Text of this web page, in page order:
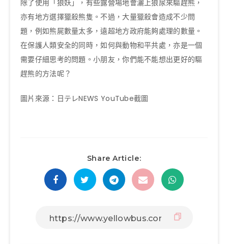
除了使用「狼妖」，有些露營場地會灑上狼尿來驅趕熊，
亦有地方選擇獵殺熊隻。不過，大量獵殺會造成不少問
題，例如熊屍數量太多，遠超地方政府能夠處理的數量。
在保護人類安全的同時，如何與動物和平共處，亦是一個
需要仔細思考的問題。小朋友，你們能不能想出更好的驅
趕熊的方法呢？
圖片來源：日テレNEWS YouTube截圖
Share Article: